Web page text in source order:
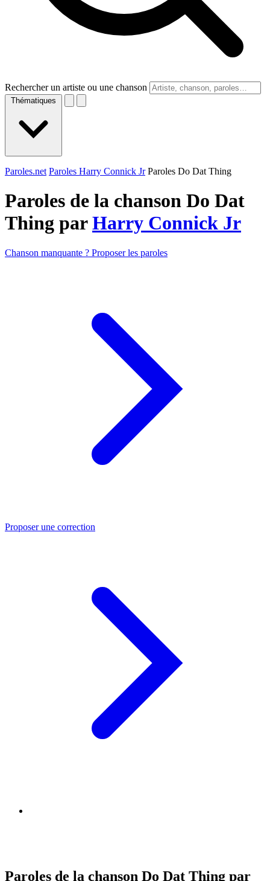
Rechercher un artiste ou une chanson
Thématiques
Paroles.net Paroles Harry Connick Jr Paroles Do Dat Thing
Paroles de la chanson Do Dat
Thing parHarry Connick Jr
Chanson manquante ? Proposer les paroles
Proposer une correction
Paroles de la chanson Do Dat Thing par